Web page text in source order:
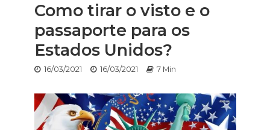
Como tirar o visto e o
passaporte para os
Estados Unidos?
16/03/2021 16/03/2021 7 Min